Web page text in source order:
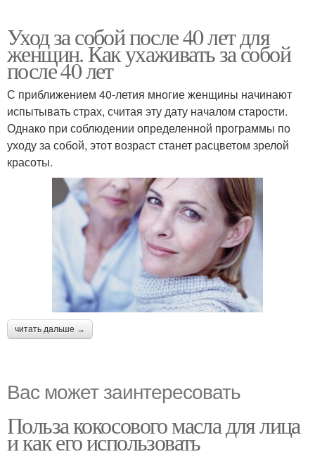
Уход за собой после 40 лет для
женщин. Как ухаживать за собой
после 40 лет
С приближением 40-летия многие женщины начинают
испытывать страх, считая эту дату началом старости.
Однако при соблюдении определенной программы по
уходу за собой, этот возраст станет расцветом зрелой
красоты.
читать дальше →
Вас может заинтересовать
Польза кокосового масла для лица
и как его использовать